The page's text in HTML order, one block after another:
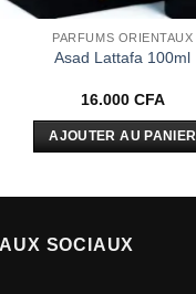
PARFUMS ORIENTAUX
Asad Lattafa 100ml
16.000 CFA
AJOUTER AU PANIER
SOCIAUX